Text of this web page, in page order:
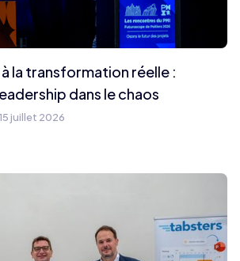
à la transformation réelle :
dans le chaos
15 juillet 2026